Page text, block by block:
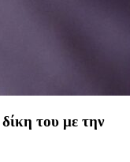
του με την